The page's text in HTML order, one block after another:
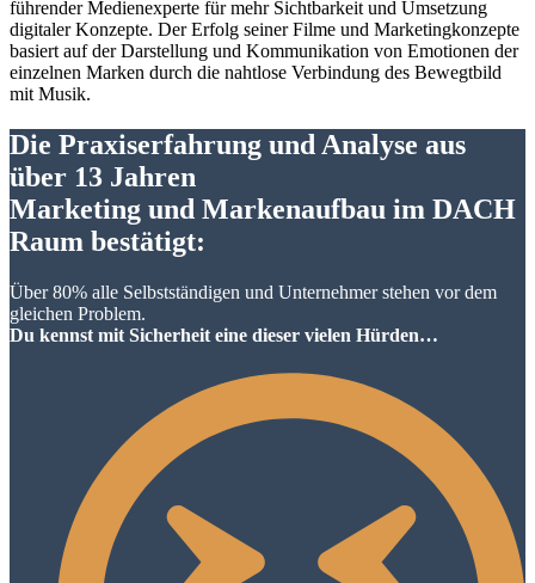
führender Medienexperte für mehr Sichtbarkeit und Umsetzung
digitaler Konzepte. Der Erfolg seiner Filme und Marketingkonzepte
basiert auf der Darstellung und Kommunikation von Emotionen der
einzelnen Marken durch die nahtlose Verbindung des Bewegtbild
mit Musik.
Die Praxiserfahrung und Analyse aus
über 13 Jahren
Marketing und Markenaufbau im DACH
Raum bestätigt:
Über 80% alle Selbstständigen und Unternehmer stehen vor dem
gleichen Problem.
Du kennst mit Sicherheit eine dieser vielen Hürden…